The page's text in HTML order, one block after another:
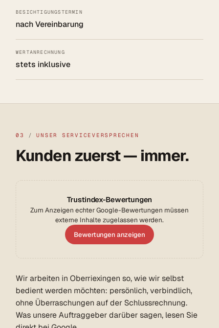
BESICHTIGUNGSTERMIN
nach Vereinbarung
WERTANRECHNUNG
stets inklusive
03 / UNSER SERVICEVERSPRECHEN
Kunden zuerst — immer.
Trustindex-Bewertungen
Zum Anzeigen echter Google-Bewertungen müssen
externe Inhalte zugelassen werden.
Bewertungen anzeigen
Wir arbeiten in Oberriexingen so, wie wir selbst
bedient werden möchten: persönlich, verbindlich,
ohne Überraschungen auf der Schlussrechnung.
Was unsere Auftraggeber darüber sagen, lesen Sie